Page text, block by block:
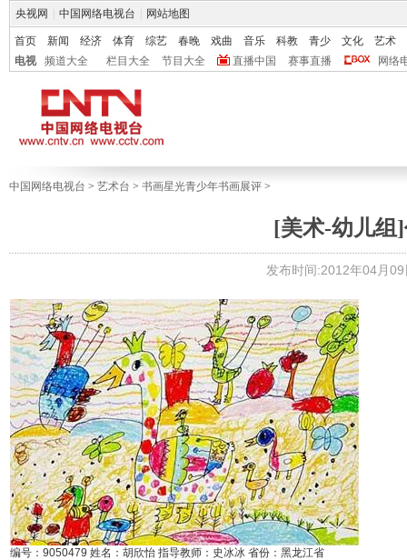
央视网 中国网络电视台 网站地图
首页 新闻 经济 体育 综艺 春晚 戏曲 音乐 科教 青少 文化
艺术
电视
频道大全 栏目大全 节目大全 直播中国 赛事直播 网络
中国网络电视台 > 艺术台 > 书画星光青少年书画展评 >
[美术-幼儿组]
发布时间:2012年04月
编号：9050479 姓名：胡欣怡 指导教师：史冰冰 省份：黑龙江省